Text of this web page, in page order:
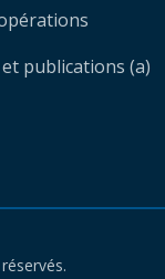
publications (a)